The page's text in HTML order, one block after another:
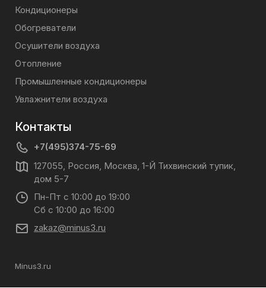
Кондиционеры
Обогреватели
Осушители воздуха
Отопление
Промышленные кондиционеры
Увлажнители воздуха
Контакты
+7(495)374-75-69
127055, Россия, Москва, 1-Й Тихвинский тупик,
дом 5-7
Пн-Пт с 10:00 до 19:00
Сб с 10:00 до 16:00
zakaz@minus3.ru
Minus3.ru